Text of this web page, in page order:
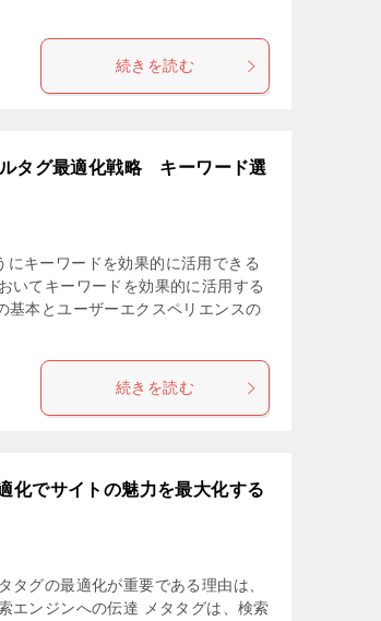
続きを読む
タグ最適化戦略 キーワード選
キーワードを効果的に活用できる
いてキーワードを効果的に活用する
基本とユーザーエクスペリエンスの
続きを読む
化でサイトの魅力を最大化する
タグの最適化が重要である理由は、
エンジンへの伝達 メタタグは、検索